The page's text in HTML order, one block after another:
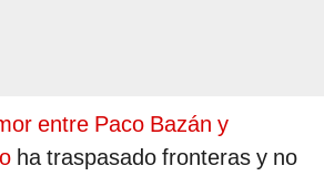
entre Paco Bazán y
ha traspasado fronteras y no